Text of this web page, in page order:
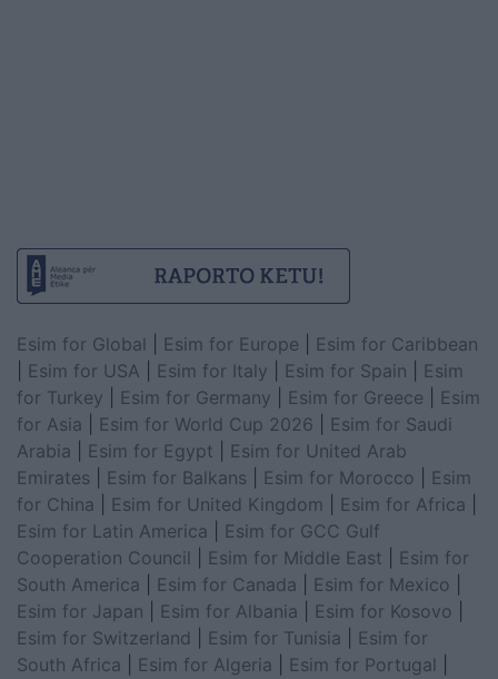
Esim for Global Esim for Europe
Esim for Caribbean
Esim for USA Esim for Italy Esim for Spain
Esim
for Turkey
Esim for Germany Esim for Greece
Esim
for Asia
Esim for World Cup 2026
Esim for Saudi
Arabia
Esim for Egypt
Esim for United Arab
Emirates
Esim for Balkans Esim for Morocco
Esim
for China
Esim for United Kingdom Esim for Africa
Esim for Latin America
Esim for GCC Gulf
Cooperation Council
Esim for Middle East
Esim for
South America
Esim for Canada Esim for Mexico
Esim for Japan
Esim for Albania Esim for Kosovo
Esim for Switzerland
Esim for Tunisia
Esim for
South Africa
Esim for Algeria Esim for Portugal